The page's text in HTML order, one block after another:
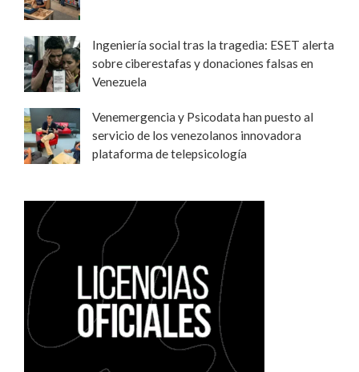
Ingeniería social tras la tragedia: ESET alerta
sobre ciberestafas y donaciones falsas en
Venezuela
Venemergencia y Psicodata han puesto al
servicio de los venezolanos innovadora
plataforma de telepsicología